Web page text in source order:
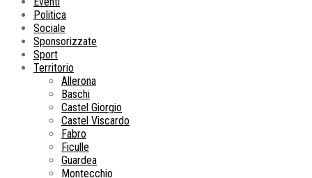
Politica
Sociale
Sponsorizzate
Sport
Territorio
Allerona
Baschi
Castel Giorgio
Castel Viscardo
Fabro
Ficulle
Guardea
Montecchio